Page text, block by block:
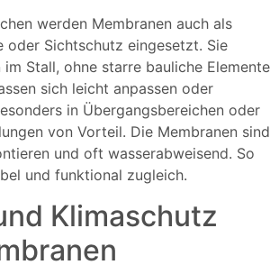
werden Membranen auch als
oder Sichtschutz eingesetzt. Sie
Stall, ohne starre bauliche Elemente
sich leicht anpassen oder
in Übergangsbereichen oder
von Vorteil. Die Membranen sind
und oft wasserabweisend. So
und funktional zugleich.
Klimaschutz